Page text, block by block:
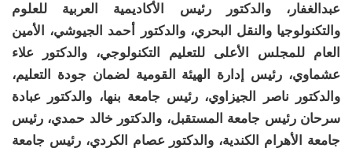
عبدالغفار، والدكتور رئيس الأكاديمية العربية للعلوم
والتكنولوجيا والنقل البحري، والدكتور أحمد الجيوشي، الأمين
العام للمجلس الأعلى للتعليم التكنولوجي، والدكتور علاء
عشماوي، رئيس إدارة الهيئة القومية لضمان جودة التعليم،
والدكتور ناصر الجيزاوي، رئيس جامعة بنها، والدكتور عبادة
سرحان رئيس جامعة المستقبل، والدكتور خالد حمدي، رئيس
جامعة الأهرام الكندية، والدكتور عصام الكردي، رئيس جامعة